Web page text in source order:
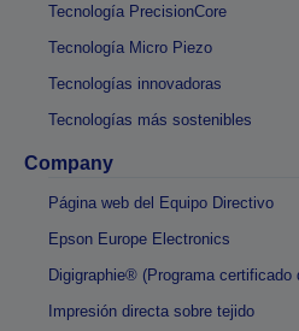
Tecnología PrecisionCore
Tecnología Micro Piezo
Tecnologías innovadoras
Tecnologías más sostenibles
Company
Página web del Equipo Directivo
Epson Europe Electronics
Digigraphie® (Programa certificado
Impresión directa sobre tejido